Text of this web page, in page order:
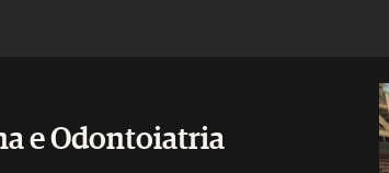
e Odontoiatria